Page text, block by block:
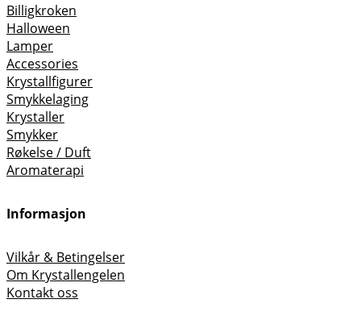
Billigkroken
Halloween
Lamper
Accessories
Krystallfigurer
Smykkelaging
Krystaller
Smykker
Røkelse / Duft
Aromaterapi
Informasjon
Vilkår & Betingelser
Om Krystallengelen
Kontakt oss